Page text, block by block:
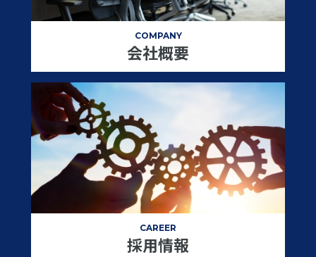
COMPANY
会社概要
CAREER
採用情報